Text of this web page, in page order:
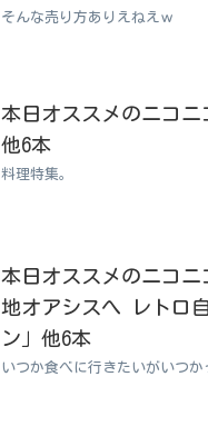
そんな売り方ありえねえｗ
本日オススメのニコ
他6本
料理特集。
本日オススメのニコ
地オアシスへ レトロ
ン」他6本
いつか食べに行きたいがいつか